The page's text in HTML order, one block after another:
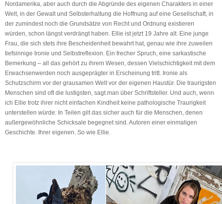
Nordamerika, aber auch durch die Abgründe des eigenen Charakters in einer
Welt, in der Gewalt und Selbsterhaltung die Hoffnung auf eine Gesellschaft, in
der zumindest noch die Grundsätze von Recht und Ordnung existieren
würden, schon längst verdrängt haben. Ellie ist jetzt 19 Jahre alt. Eine junge
Frau, die sich stets ihre Bescheidenheit bewahrt hat, genau wie ihre zuweilen
tiefsinnige Ironie und Selbstreflexion. Ein frecher Spruch, eine sarkastische
Bemerkung – all das gehört zu ihrem Wesen, dessen Vielschichtigkeit mit dem
Erwachsenwerden noch ausgeprägter in Erscheinung tritt. Ironie als
Schutzschirm vor der grausamen Welt vor der eigenen Haustür. Die traurigsten
Menschen sind oft die lustigsten, sagt man über Schriftsteller. Und auch, wenn
ich Ellie trotz ihrer nicht einfachen Kindheit keine pathologische Traurigkeit
unterstellen würde: In Teilen gilt das sicher auch für die Menschen, denen
außergewöhnliche Schicksale begegnet sind. Autoren einer einmaligen
Geschichte. Ihrer eigenen. So wie Ellie.